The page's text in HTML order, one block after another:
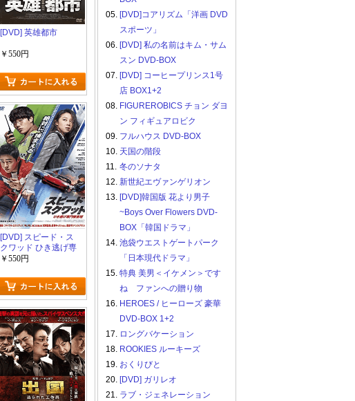
[DVD] 英雄都市
￥550円
[DVD] スピード・ス
クワッド ひき逃げ専
門捜査班
￥550円
05. [DVD]コアリズム「洋画 DVD
スポーツ」
06. [DVD] 私の名前はキム・サム
スン DVD-BOX
07. [DVD] コーヒープリンス1号
店 BOX1+2
08. FIGUREROBICS チョン ダヨ
ン フィギュアロビク
09. フルハウス DVD-BOX
10. 天国の階段
11. 冬のソナタ
12. 新世紀エヴァンゲリオン
13. [DVD]韓国版 花より男子
~Boys Over Flowers DVD-
BOX「韓国ドラマ」
14. 池袋ウエストゲートパーク
「日本現代ドラマ」
15. 特典 美男＜イケメン＞です
ね ファンへの贈り物
16. HEROES / ヒーローズ 豪華
DVD-BOX 1+2
17. ロングバケーション
18. ROOKIES ルーキーズ
19. おくりびと
20. [DVD] ガリレオ
21. ラブ・ジェネレーション